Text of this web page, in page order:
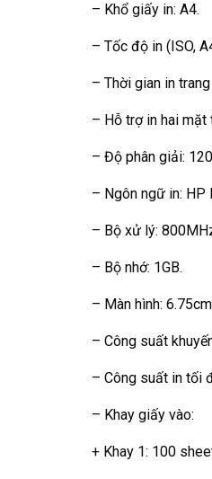
– Khổ giấy in: A4.
– Tốc độ in (ISO,
– Thời gian in
– Hỗ trợ in hai mặt
– Độ phân giải:
– Ngôn ngữ in: HP
– Bộ xử lý:
– Bộ nhớ: 1GB.
– Màn hình:
– Công suất
– Công suất in tối
– Khay giấy vào:
+ Khay 1: 100